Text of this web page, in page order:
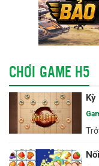
CHƠI GAME H5